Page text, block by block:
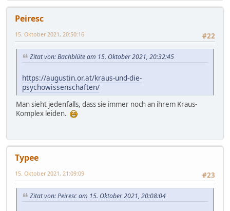
Peiresc
#22
15. Oktober 2021, 20:50:16
Zitat von: Bachblüte am 15. Oktober 2021, 20:32:45
https://augustin.or.at/kraus-und-die-
psychowissenschaften/
Man sieht jedenfalls, dass sie immer noch an ihrem Kraus-
Komplex leiden.
Typee
#23
15. Oktober 2021, 21:09:09
Zitat von: Peiresc am 15. Oktober 2021, 20:08:04